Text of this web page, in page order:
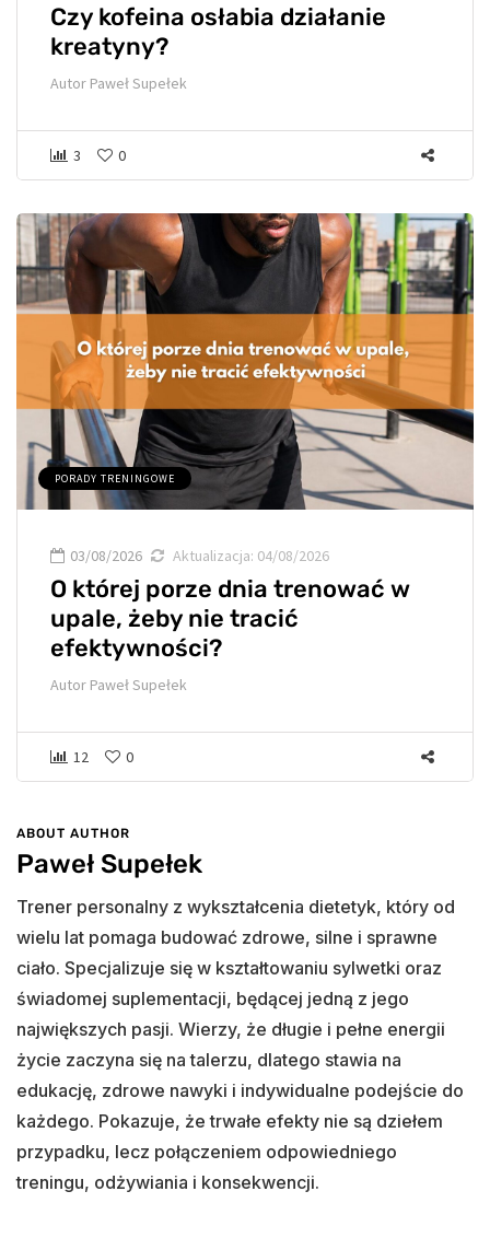
Czy kofeina osłabia działanie
kreatyny?
Autor Paweł Supełek
3 0
PORADY TRENINGOWE
03/08/2026 Aktualizacja: 04/08/2026
O której porze dnia trenować w
upale, żeby nie tracić
efektywności?
Autor Paweł Supełek
12 0
ABOUT AUTHOR
Paweł Supełek
Trener personalny z wykształcenia dietetyk, który od
wielu lat pomaga budować zdrowe, silne i sprawne
ciało. Specjalizuje się w kształtowaniu sylwetki oraz
świadomej suplementacji, będącej jedną z jego
największych pasji. Wierzy, że długie i pełne energii
życie zaczyna się na talerzu, dlatego stawia na
edukację, zdrowe nawyki i indywidualne podejście do
każdego. Pokazuje, że trwałe efekty nie są dziełem
przypadku, lecz połączeniem odpowiedniego
treningu, odżywiania i konsekwencji.